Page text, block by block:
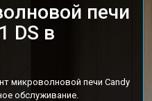
печи
DS в
микроволновой печи Candy
обслуживание.